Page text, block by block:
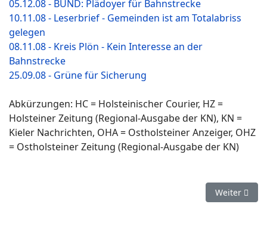
05.12.08 - BUND: Plädoyer für Bahnstrecke
10.11.08 - Leserbrief - Gemeinden ist am Totalabriss
gelegen
08.11.08 - Kreis Plön - Kein Interesse an der
Bahnstrecke
25.09.08 - Grüne für Sicherung
Abkürzungen: HC = Holsteinischer Courier, HZ =
Holsteiner Zeitung (Regional-Ausgabe der KN), KN =
Kieler Nachrichten, OHA = Ostholsteiner Anzeiger, OHZ
= Ostholsteiner Zeitung (Regional-Ausgabe der KN)
Nächster
Weiter